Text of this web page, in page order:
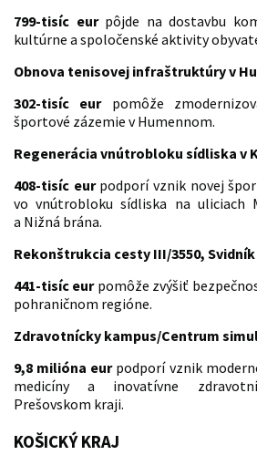
799-tisíc eurpôjde na dostavbu
kultúrne a spoločenské aktivity
Obnova tenisovej infraštruktúry v
302-tisíc eurpomôže
športové zázemie v Humennom.
Regenerácia vnútrobloku sídliska v
408-tisíc eurpodporí vznik novej
vo vnútrobloku sídliska na uliciach
a Nižná brána.
Rekonštrukcia cesty III/3550,
441-tisíc eur pomôže zvýšiť
pohraničnom regióne.
Zdravotnícky kampus/Centrum
9,8 milióna eurpodporí vznik
medicíny a inovatívne
Prešovskom kraji.
KOŠICKÝ KRAJ